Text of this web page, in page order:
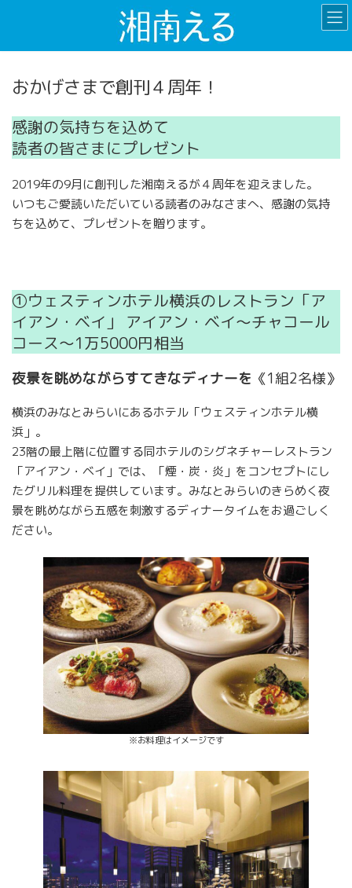
おかげさまで創刊４周年！
感謝の気持ちを込めて
読者の皆さまにプレゼント
2019年の9月に創刊した湘南えるが４周年を迎えました。
いつもご愛読いただいている読者のみなさまへ、感謝の気持
ちを込めて、プレゼントを贈ります。
①ウェスティンホテル横浜のレストラン「ア
イアン・ベイ」 アイアン・ベイ〜チャコール
コース〜1万5000円相当
夜景を眺めながらすてきなディナーを 《1組2名様》
横浜のみなとみらいにあるホテル「ウェスティンホテル横
浜」。
23階の最上階に位置する同ホテルのシグネチャーレストラン
「アイアン・ベイ」では、「煙・炭・炎」をコンセプトにし
たグリル料理を提供しています。みなとみらいのきらめく夜
景を眺めながら五感を刺激するディナータイムをお過ごしく
ださい。
※お料理はイメージです